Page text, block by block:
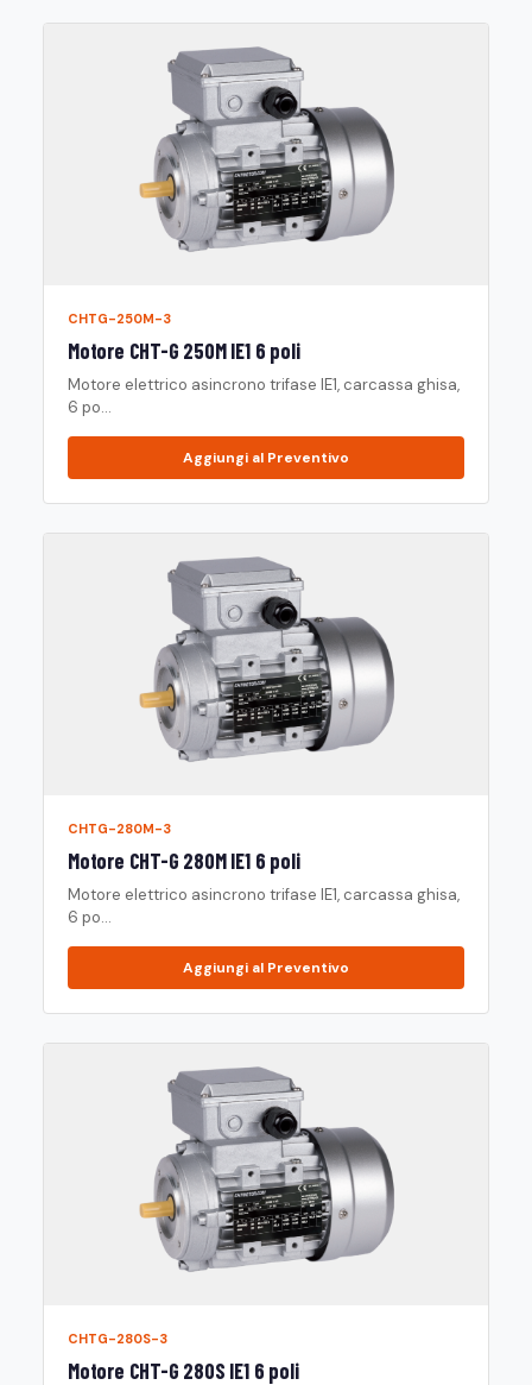
CHTG-250M-3
Motore CHT-G 250M IE1 6 poli
Motore elettrico asincrono trifase IE1, carcassa ghisa,
6 po...
Aggiungi al Preventivo
CHTG-280M-3
Motore CHT-G 280M IE1 6 poli
Motore elettrico asincrono trifase IE1, carcassa ghisa,
6 po...
Aggiungi al Preventivo
CHTG-280S-3
Motore CHT-G 280S IE1 6 poli